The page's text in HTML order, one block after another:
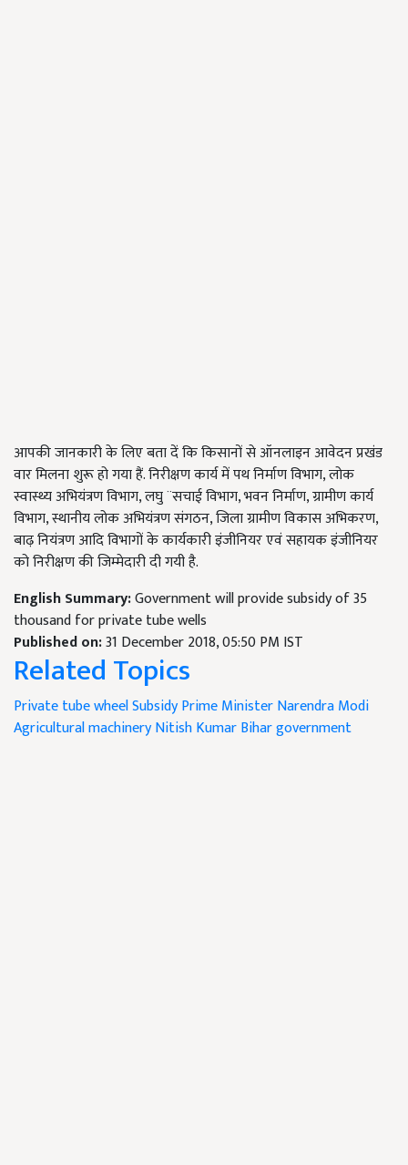
आपकी जानकारी के लिए बता दें कि किसानों से ऑनलाइन आवेदन प्रखंड
वार मिलना शुरू हो गया हैं. निरीक्षण कार्य में पथ निर्माण विभाग, लोक
स्वास्थ्य अभियंत्रण विभाग, लघु ¨सचाई विभाग, भवन निर्माण, ग्रामीण कार्य
विभाग, स्थानीय लोक अभियंत्रण संगठन, जिला ग्रामीण विकास अभिकरण,
बाढ़ नियंत्रण आदि विभागों के कार्यकारी इंजीनियर एवं सहायक इंजीनियर
को निरीक्षण की जिम्मेदारी दी गयी है.
English Summary:Government will provide subsidy of 35
thousand for private tube wells
Published on:31 December 2018, 05:50 PM IST
Related Topics
Private tube wheelSubsidyPrime Minister Narendra Modi
Agricultural machineryNitish KumarBihar government